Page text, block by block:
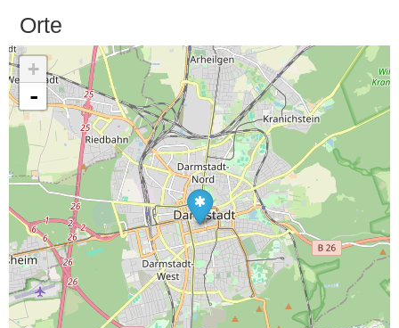
Orte
+
-